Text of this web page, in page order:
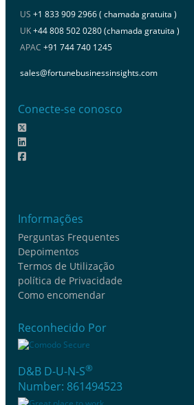
US +1 833 909 2966 ( chamada gratuita )
UK+44 808 502 0280 (chamada gratuita )
APAC +91 744 740 1245
sales@fortunebusinessinsights.com
Conecte-se conosco
Informações
Perguntas Frequentes
Depoimentos
Termos de Utilização
política de Privacidade
Como encomendar
Reconhecido Por
D&B D-U-N-S®
Number: 861494523